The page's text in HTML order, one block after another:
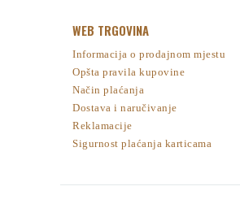
WEB TRGOVINA
Informacija o prodajnom mjestu
Opšta pravila kupovine
Način plaćanja
Dostava i naručivanje
Reklamacije
Sigurnost plaćanja karticama